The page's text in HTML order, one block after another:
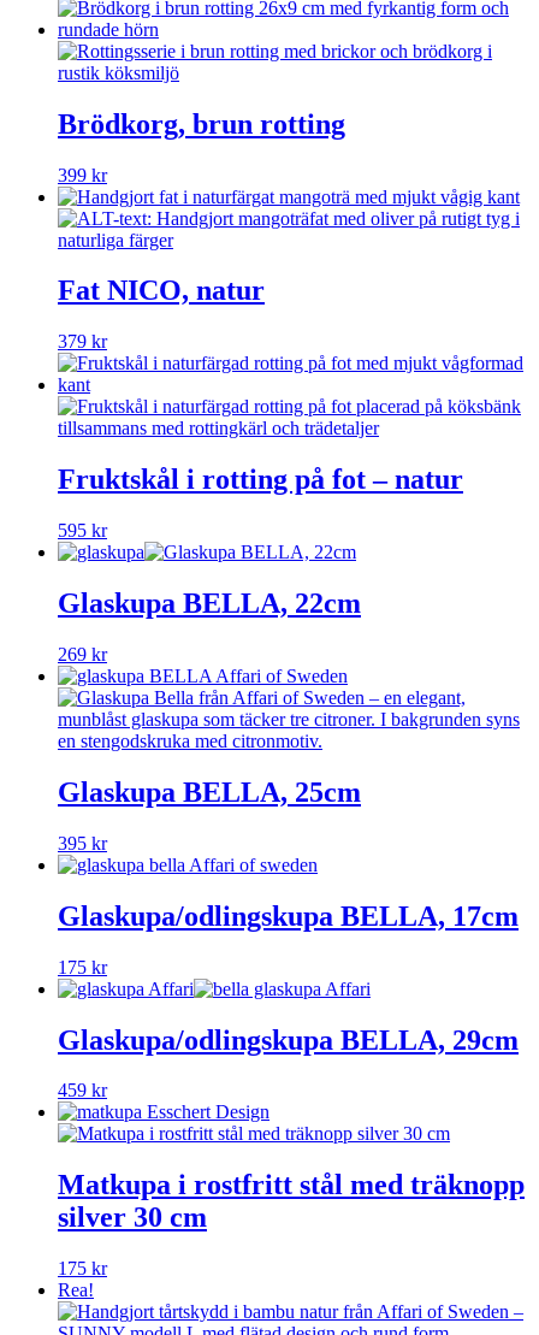
Brödkorg, brun rotting
399 kr
Fat NICO, natur
379 kr
Fruktskål i rotting på fot – natur
595 kr
Glaskupa BELLA, 22cm
269 kr
Glaskupa BELLA, 25cm
395 kr
Glaskupa/odlingskupa BELLA, 17cm
175 kr
Glaskupa/odlingskupa BELLA, 29cm
459 kr
Matkupa i rostfritt stål med träknopp
silver 30 cm
175 kr
Rea!